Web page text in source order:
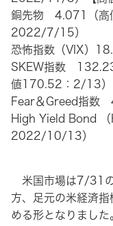
銅先物 4.071（高
2022/7/15）
恐怖指数（VIX）
SKEW指数
値170.52：2/13）
Fear＆Greed指数
High Yield Bond
2022/10/13）
米国市場は7/31の
方、足元の米経済
める形となりまし